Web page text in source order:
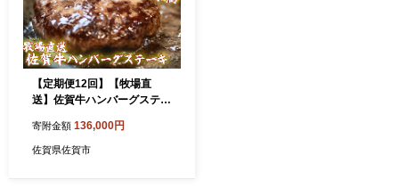
【定期便12回】【牧場直
送】佐賀牛ハンバーグステー
寄附金額 136,000円
佐賀県佐賀市